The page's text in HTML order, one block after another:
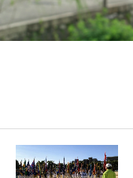
活動報告